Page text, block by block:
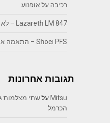
רכיבה על אופנוע
Lazareth LM 847 – לא נסחפתם בכלל
Shoei PFS – התאמה אישית לקסדה
תגובות אחרונות
Mitsu עלשתי מצלמות
הכרמל